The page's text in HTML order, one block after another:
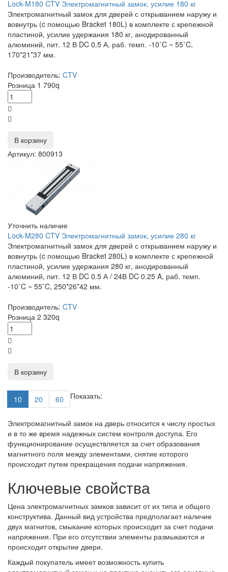
Lock-M180 CTV Электромагнитный замок, усилие 180 кг
Электромагнитный замок для дверей с открыванием наружу и
вовнутрь (c помощью Bracket 180L) в комплекте с крепежной
пластиной, усилие удержания 180 кг, анодированный
алюминий, пит. 12 В DC 0.5 А, раб. темп. -10˚C ~ 55˚C,
170*21*37 мм.
Производитель: CTV
Розница 1 790q
В корзину
Артикул: 800913
Уточнить наличие
Lock-M280 CTV Электромагнитный замок, усилие 280 кг
Электромагнитный замок для дверей с открыванием наружу и
вовнутрь (c помощью Bracket 280L) в комплекте с крепежной
пластиной, усилие удержания 280 кг, анодированный
алюминий, пит. 12 В DC 0.5 А / 24В DC 0.25 A, раб. темп.
-10˚C ~ 55˚C, 250*26*42 мм.
Производитель: CTV
Розница 2 320q
В корзину
Показать:
10 20 60
Электромагнитный замок на дверь относится к числу простых
и в то же время надежных систем контроля доступа. Его
функционирование осуществляется за счет образования
магнитного поля между элементами, снятие которого
происходит путем прекращения подачи напряжения.
Ключевые свойства
Цена электромагнитных замков зависит от их типа и общего
конструктива. Данный вид устройства предполагает наличие
двух магнитов, смыкание которых происходит за счет подачи
напряжения. При его отсутствии элементы размыкаются и
происходит открытие двери.
Каждый покупатель имеет возможность купить